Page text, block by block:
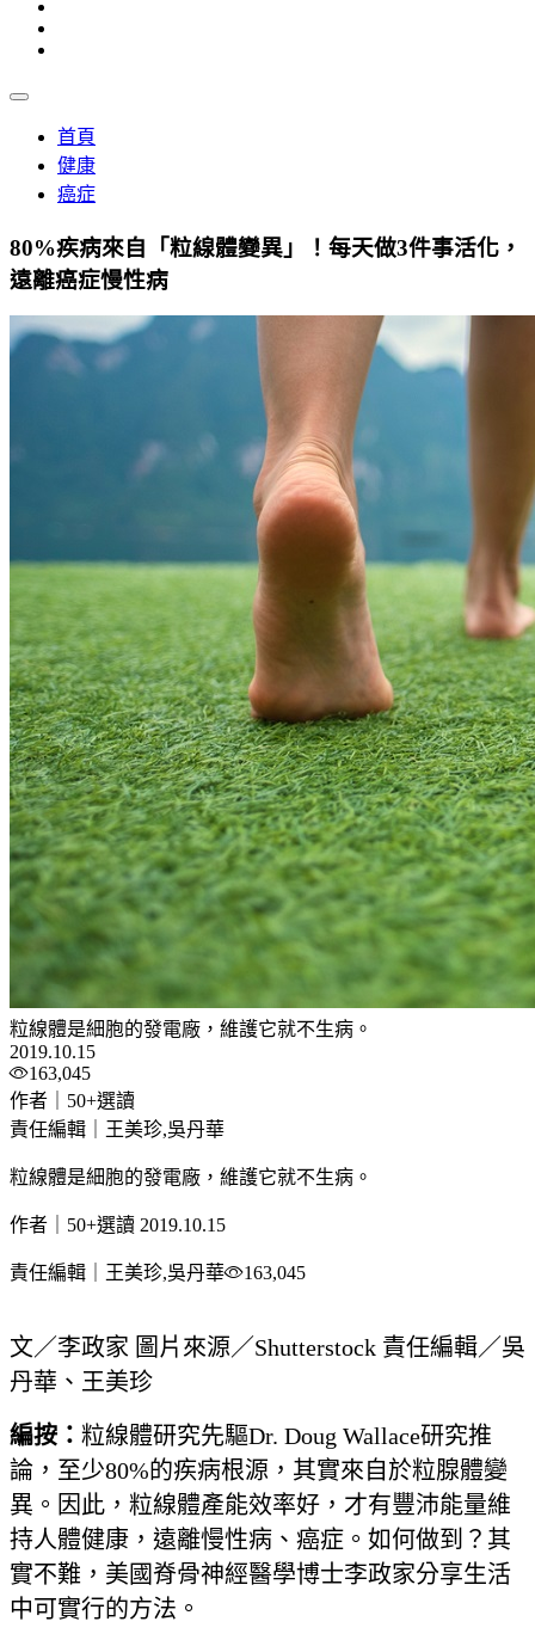
首頁
健康
癌症
80%疾病來自「粒線體變異」！每天做3件事活化，
遠離癌症慢性病
粒線體是細胞的發電廠，維護它就不生病。
2019.10.15
163,045
作者｜50+選讀
責任編輯｜王美珍,吳丹華
粒線體是細胞的發電廠，維護它就不生病。
作者｜50+選讀 2019.10.15
責任編輯｜王美珍,吳丹華 163,045
文／李政家 圖片來源／Shutterstock 責任編輯／吳
丹華、王美珍
編按： 粒線體研究先驅Dr. Doug Wallace研究推
論，至少80%的疾病根源，其實來自於粒腺體變
異。因此，粒線體產能效率好，才有豐沛能量維
持人體健康，遠離慢性病、癌症。如何做到？其
實不難，美國脊骨神經醫學博士李政家分享生活
中可實行的方法。